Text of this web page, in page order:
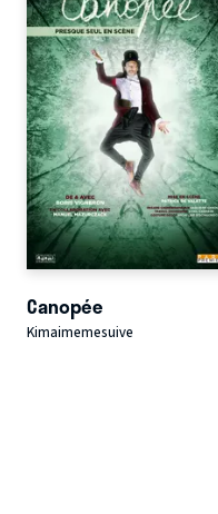
Canopée
Kimaimemesuive